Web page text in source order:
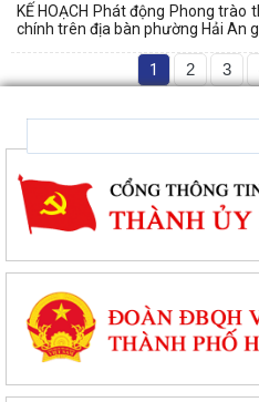
KẾ HOẠCH Phát động Phong trào
chính trên địa bàn phường Hải An
1 2 3